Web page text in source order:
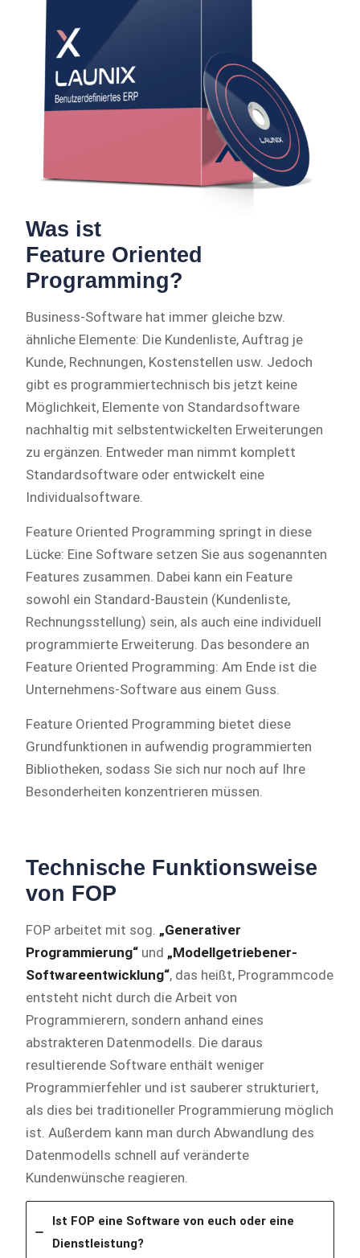
Was ist
Feature Oriented
Programming?
Business-Software hat immer gleiche bzw.
ähnliche Elemente: Die Kundenliste, Auftrag je
Kunde, Rechnungen, Kostenstellen usw. Jedoch
gibt es programmiertechnisch bis jetzt keine
Möglichkeit, Elemente von Standardsoftware
nachhaltig mit selbstentwickelten Erweiterungen
zu ergänzen. Entweder man nimmt komplett
Standardsoftware oder entwickelt eine
Individualsoftware.
Feature Oriented Programming springt in diese
Lücke: Eine Software setzen Sie aus sogenannten
Features zusammen. Dabei kann ein Feature
sowohl ein Standard-Baustein (Kundenliste,
Rechnungsstellung) sein, als auch eine individuell
programmierte Erweiterung. Das besondere an
Feature Oriented Programming: Am Ende ist die
Unternehmens-Software aus einem Guss.
Feature Oriented Programming bietet diese
Grundfunktionen in aufwendig programmierten
Bibliotheken, sodass Sie sich nur noch auf Ihre
Besonderheiten konzentrieren müssen.
Technische Funktionsweise
von FOP
FOP arbeitet mit sog. „Generativer
Programmierung“ und „Modellgetriebener-
Softwareentwicklung“, das heißt, Programmcode
entsteht nicht durch die Arbeit von
Programmierern, sondern anhand eines
abstrakteren Datenmodells. Die daraus
resultierende Software enthält weniger
Programmierfehler und ist sauberer strukturiert,
als dies bei traditioneller Programmierung möglich
ist. Außerdem kann man durch Abwandlung des
Datenmodells schnell auf veränderte
Kundenwünsche reagieren.
Ist FOP eine Software von euch oder eine
Dienstleistung?